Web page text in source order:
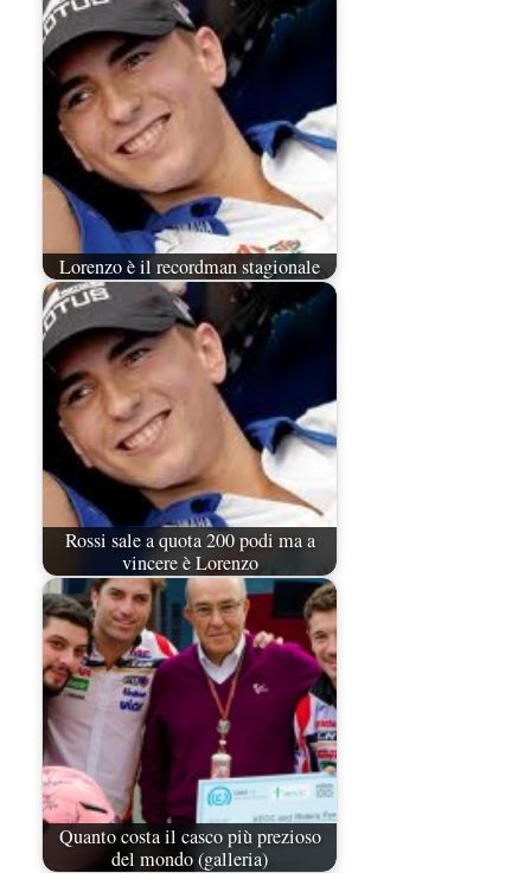
Lorenzo è il recordman stagionale
Rossi sale a quota 200 podi ma a
vincere è Lorenzo
Quanto costa il casco più prezioso
del mondo (galleria)